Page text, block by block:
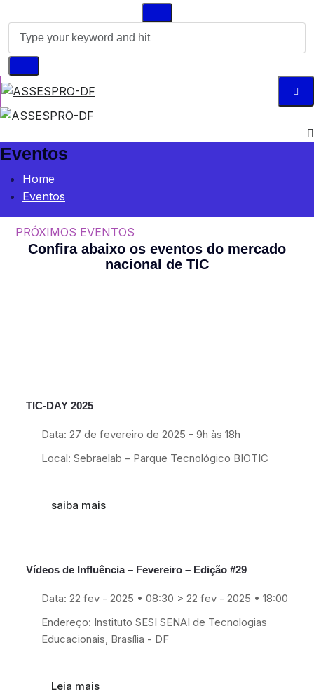
Eventos
Home
Eventos
PRÓXIMOS EVENTOS
Confira abaixo os eventos do mercado
nacional de TIC
TIC-DAY 2025
Data: 27 de fevereiro de 2025 - 9h às 18h
Local: Sebraelab – Parque Tecnológico BIOTIC
saiba mais
Ago
Vídeos de Influência – Fevereiro – Edição #29
Data: 22 fev - 2025 • 08:30 > 22 fev - 2025 • 18:00
Endereço: Instituto SESI SENAI de Tecnologias
Educacionais, Brasília - DF
Leia mais